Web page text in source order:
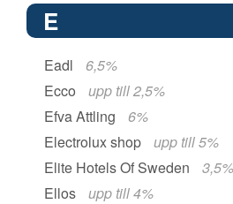
E
Eadl
6,5%
Ecco
upp till 2,5%
Efva Attling
6%
Electrolux shop
upp till 5%
Elite Hotels Of Sweden
3,5%
Ellos
upp till 4%